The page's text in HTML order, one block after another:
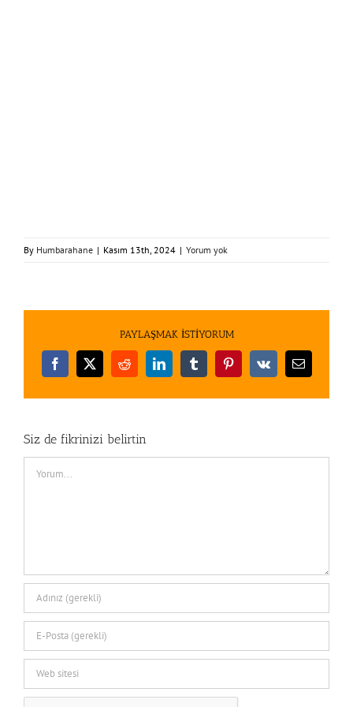
By Humbarahane | Kasım 13th, 2024 | Yorum yok
PAYLAŞMAK İSTİYORUM
Facebook
X RedditLinkedInTumblrPinterest
Vk
E-
Siz de fikrinizi belirtin